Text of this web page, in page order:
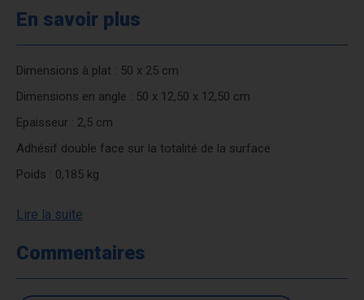
En savoir plus
Dimensions à plat : 50 x 25 cm
Dimensions en angle : 50 x 12,50 x 12,50 cm
Epaisseur : 2,5 cm
Adhésif double face sur la totalité de la surface
Poids : 0,185 kg
Lire la suite
Commentaires